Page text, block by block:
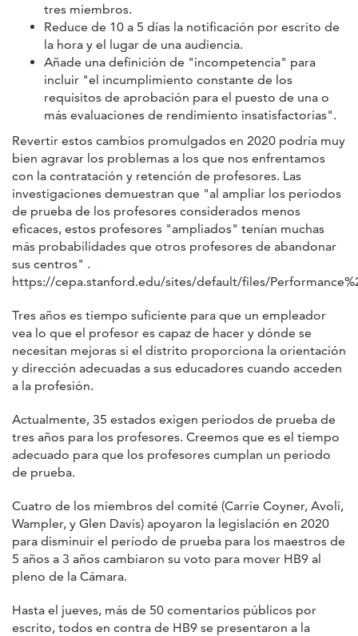
tres miembros.
Reduce de 10 a 5 días la notificación por escrito de
la hora y el lugar de una audiencia.
Añade una definición de "incompetencia" para
incluir "el incumplimiento constante de los
requisitos de aprobación para el puesto de una o
más evaluaciones de rendimiento insatisfactorias".
Revertir estos cambios promulgados en 2020 podría muy
bien agravar los problemas a los que nos enfrentamos
con la contratación y retención de profesores. Las
investigaciones demuestran que "al ampliar los periodos
de prueba de los profesores considerados menos
eficaces, estos profesores "ampliados" tenían muchas
más probabilidades que otros profesores de abandonar
sus centros" .
https://cepa.stanford.edu/sites/default/files/
Tres años es tiempo suficiente para que un empleador
vea lo que el profesor es capaz de hacer y dónde se
necesitan mejoras si el distrito proporciona la orientación
y dirección adecuadas a sus educadores cuando acceden
a la profesión.
Actualmente, 35 estados exigen periodos de prueba de
tres años para los profesores. Creemos que es el tiempo
adecuado para que los profesores cumplan un periodo
de prueba.
Cuatro de los miembros del comité (Carrie Coyner, Avoli,
Wampler, y Glen Davis) apoyaron la legislación en 2020
para disminuir el período de prueba para los maestros de
5 años a 3 años cambiaron su voto para mover HB9 al
pleno de la Cámara.
Hasta el jueves, más de 50 comentarios públicos por
escrito, todos en contra de HB9 se presentaron a la